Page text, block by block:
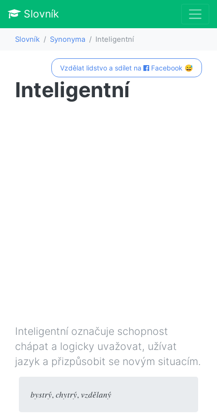
Slovník
Slovník Synonyma Inteligentní
Vzdělat lidstvo a sdílet na Facebook 😅
Inteligentní
Inteligentní označuje schopnost
chápat a logicky uvažovat, užívat
jazyk a přizpůsobit se novým situacím.
bystrý,chytrý,vzdělaný